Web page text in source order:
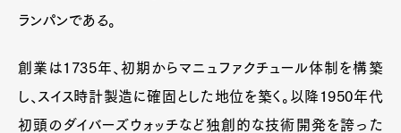
ランパンである。
創業は1735年、初期からマニュファクチュール体制を構築
し、スイス時計製造に確固とした地位を築く。以降1950年代
初頭のダイバーズウォッチなど独創的な技術開発を誇った